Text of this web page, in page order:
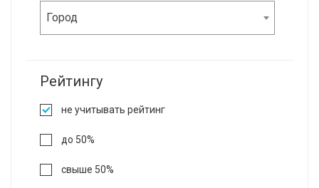
Город
Рейтингу
не учитывать рейтинг
до 50%
свыше 50%